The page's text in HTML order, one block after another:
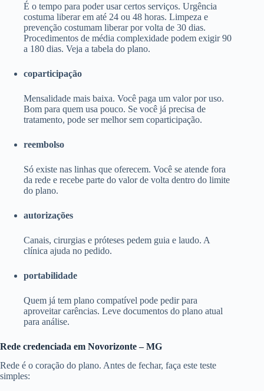
É o tempo para poder usar certos serviços. Urgência
costuma liberar em até 24 ou 48 horas. Limpeza e
prevenção costumam liberar por volta de 30 dias.
Procedimentos de média complexidade podem exigir 90
a 180 dias. Veja a tabela do plano.
coparticipação
Mensalidade mais baixa. Você paga um valor por uso.
Bom para quem usa pouco. Se você já precisa de
tratamento, pode ser melhor sem coparticipação.
reembolso
Só existe nas linhas que oferecem. Você se atende fora
da rede e recebe parte do valor de volta dentro do limite
do plano.
autorizações
Canais, cirurgias e próteses pedem guia e laudo. A
clínica ajuda no pedido.
portabilidade
Quem já tem plano compatível pode pedir para
aproveitar carências. Leve documentos do plano atual
para análise.
Rede credenciada em Novorizonte – MG
Rede é o coração do plano. Antes de fechar, faça este teste
simples: